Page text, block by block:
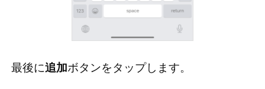
最後に追加ボタンをタップします。